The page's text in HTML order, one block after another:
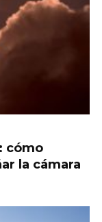
cómo
la cámara